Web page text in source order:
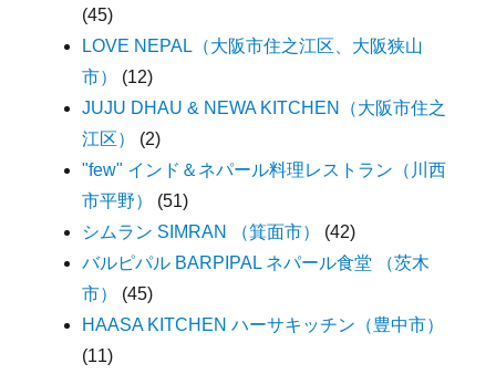
(45)
LOVE NEPAL（大阪市住之江区、大阪狭山
市）
(12)
JUJU DHAU & NEWA KITCHEN（大阪市住之
江区）
(2)
"few" インド＆ネパール料理レストラン（川西
市平野）
(51)
シムラン SIMRAN （箕面市）
(42)
バルピパル BARPIPAL ネパール食堂 （茨木
市）
(45)
HAASA KITCHEN ハーサキッチン（豊中市）
(11)